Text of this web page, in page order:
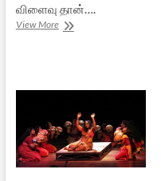
விளைவு தான்….
View Moreஇன்றைய
3